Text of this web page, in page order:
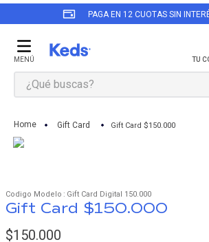
PAGA EN 12 CUOTAS SIN
¿Qué buscas?
4.
champion
5.
zapatillas keds mujer cuero
Gift Card Gift Card $150.000
: Gift Card Digital 150.000
Gift Card $150.000
$150.000